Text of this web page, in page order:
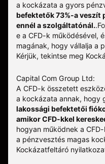
a kockázata a gyors
befektetők 73%-a veszít
ennél a szolgáltatónál..
e a CFD-k működésével,
magának, hogy vállalja a
Kérjük, tekintse meg
Capital Com Group Ltd:
A CFD-k összetett
a kockázata annak, hogy
lakossági befektetői
amikor CFD-kkel
hogyan működnek a
a pénzvesztés magas
Kockázatfeltáró